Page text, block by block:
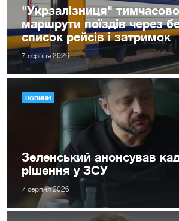
"Укрзалізниця"
маршрути поїздів через
список рейсів і затримок
7 серпня 2026
НОВИНИ
Зеленський анонсував
рішення у ЗСУ
7 серпня 2026